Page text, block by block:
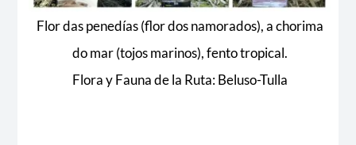
Flor das penedías (flor dos namorados), a chorima
do mar (tojos marinos), fento tropical.
Flora y Fauna de la Ruta: Beluso-Tulla